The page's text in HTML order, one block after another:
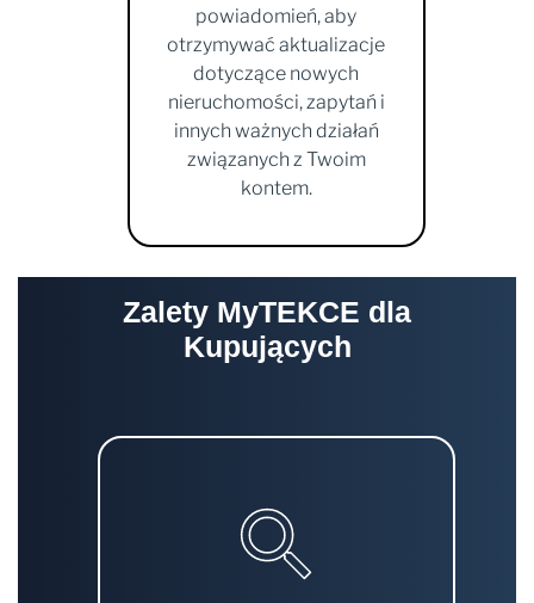
powiadomień, aby
otrzymywać aktualizacje
dotyczące nowych
nieruchomości, zapytań i
innych ważnych działań
związanych z Twoim
kontem.
Zalety MyTEKCE dla
Kupujących